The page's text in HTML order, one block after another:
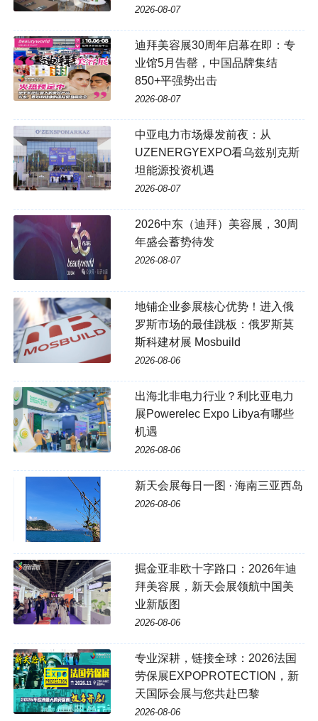
2026-08-07
迪拜美容展30周年启幕在即：专
业馆5月告罄，中国品牌集结
850+平强势出击
2026-08-07
中亚电力市场爆发前夜：从
UZENERGYEXPO看乌兹别克斯
坦能源投资机遇
2026-08-07
2026中东（迪拜）美容展，30周
年盛会蓄势待发
2026-08-07
地铺企业参展核心优势！进入俄
罗斯市场的最佳跳板：俄罗斯莫
斯科建材展 Mosbuild
2026-08-06
出海北非电力行业？利比亚电力
展Powerelec Expo Libya有哪些
机遇
2026-08-06
新天会展每日一图 · 海南三亚西岛
2026-08-06
掘金亚非欧十字路口：2026年迪
拜美容展，新天会展领航中国美
业新版图
2026-08-06
专业深耕，链接全球：2026法国
劳保展EXPOPROTECTION，新
天国际会展与您共赴巴黎
2026-08-06